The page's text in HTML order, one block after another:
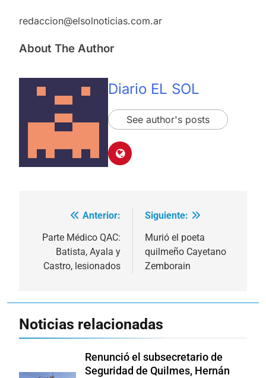
redaccion@elsolnoticias.com.ar
About The Author
Diario EL SOL
See author's posts
Navegación
de
entradas
Anterior:
Parte Médico QAC:
Batista, Ayala y
Castro, lesionados
Siguiente:
Murió el poeta
quilmeño Cayetano
Zemborain
Noticias relacionadas
Renunció el subsecretario de
Seguridad de Quilmes, Hernán